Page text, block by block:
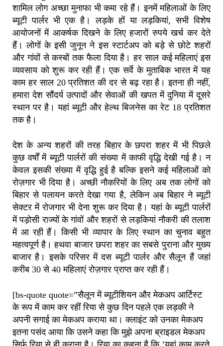
शामिल लोग अच्छा मुनाफा भी कमा रहे हैं। इनमें महिलाओं के लिए
ब्यूटी पार्लर भी एक है। लड़के हों या लड़कियां, सभी विशेष
आयोजनों में आकर्षक दिखने के लिए हजारों रुपये खर्च कर देते
हैं। लोगों के इसी जुनून ने इस स्टार्टअप को बड़े से छोटे शहरों
और गांवों से कस्बों तक फैला दिया है। हर साल कई महिलाएं इस
व्यवसाय को शुरू कर रही हैं। एक सर्वे के मुताबिक भारत में यह
काम हर साल 20 प्रतिशत की दर से बढ़ रहा है। इतना ही नहीं,
हमारा देश सौंदर्य उत्पादों और सेवाओं की खपत में दुनिया में दूसरे
स्थान पर है। यहां ब्यूटी और हेल्थ बिजनेस का रेट 18 प्रतिशत
तक है।
देश के अन्य शहरों की तरह बिहार के छपरा शहर में भी पिछले
कुछ वर्षों में ब्यूटी पार्लरों की संख्या में काफी वृद्धि देखी गई है। न
केवल इसकी संख्या में वृद्धि हुई है बल्कि इसने कई महिलाओं को
रोज़गार भी दिया है। अच्छी नौकरियों के लिए अब तक लोगों को
बिहार से पलायन करते देखा गया है, लेकिन अब बिहार ने ब्यूटी
सेक्टर में रोजगार भी देना शुरू कर दिया है। यहां के ब्यूटी पार्लरों
में पड़ोसी राज्यों के गांवों और शहरों से लड़कियां नौकरी की तलाश
में आ रही हैं। किसी भी व्यापार के लिए स्थान का चुनाव बहुत
महत्वपूर्ण है। हथवा बाजार छपरा शहर का सबसे पुराना और मुख्य
बाजार है। इसके परिसर में दस ब्यूटी पार्लर और सैलून हैं जहां
करीब 30 से 40 महिलाएं रोज़गार प्राप्त कर रही हैं।
[bs-quote quote=”सैलून में ब्यूटीशियन और मेकअप आर्टिस्ट
के रूप में काम कर रहीं रिया से कुछ दिन पहले एक लड़की ने
अपनी सगाई का मेकअप कराया था। क्लाइंट को उनका मेकअप
इतना पसंद आया कि उसने कहा कि मुझे अपना ब्राइडल मेकअप